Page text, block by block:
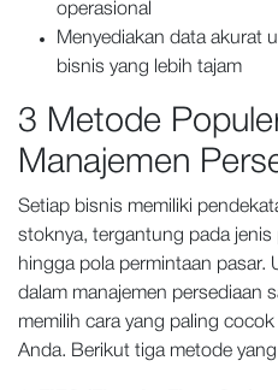
operasional
Menyediakan data akurat
bisnis yang lebih tajam
3 Metode
Manajemen
Setiap bisnis memiliki
stoknya, tergantung pada
hingga pola permintaan pasar.
dalam manajemen persediaan
memilih cara yang paling
Anda. Berikut tiga metode